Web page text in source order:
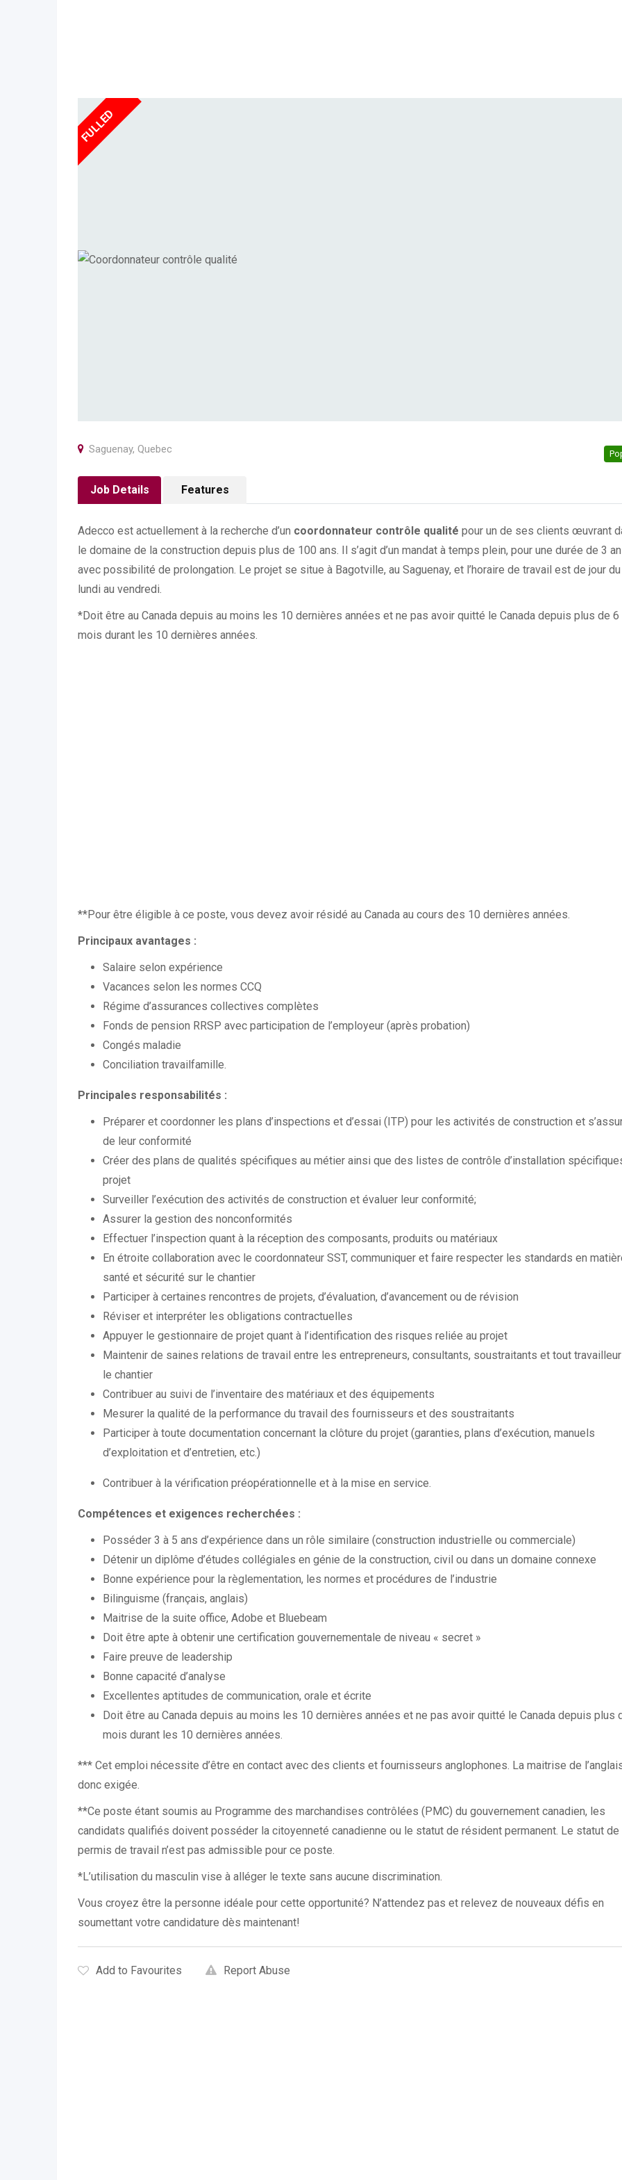
FULLED
Saguenay, Quebec
Job Details Features
Adecco est actuellement à la recherche d’un coordonnateur contrôle qualité pour un de ses clients œuvrant
le domaine de la construction depuis plus de 100 ans. Il s’agit d’un mandat à temps plein, pour une durée de 3
avec possibilité de prolongation. Le projet se situe à Bagotville, au Saguenay, et l’horaire de travail est de jour du
lundi au vendredi.
*Doit être au Canada depuis au moins les 10 dernières années et ne pas avoir quitté le Canada depuis plus de 6
mois durant les 10 dernières années.
**Pour être éligible à ce poste, vous devez avoir résidé au Canada au cours des 10 dernières années.
Principaux avantages :
Salaire selon expérience
Vacances selon les normes CCQ
Régime d’assurances collectives complètes
Fonds de pension RRSP avec participation de l’employeur (après probation)
Congés maladie
Conciliation travailfamille.
Principales responsabilités :
Préparer et coordonner les plans d’inspections et d’essai (ITP) pour les activités de construction et
de leur conformité
Créer des plans de qualités spécifiques au métier ainsi que des listes de contrôle d’installation
projet
Surveiller l’exécution des activités de construction et évaluer leur conformité;
Assurer la gestion des nonconformités
Effectuer l’inspection quant à la réception des composants, produits ou matériaux
En étroite collaboration avec le coordonnateur SST, communiquer et faire respecter les standards en
santé et sécurité sur le chantier
Participer à certaines rencontres de projets, d’évaluation, d’avancement ou de révision
Réviser et interpréter les obligations contractuelles
Appuyer le gestionnaire de projet quant à l’identification des risques reliée au projet
Maintenir de saines relations de travail entre les entrepreneurs, consultants, soustraitants et tout
le chantier
Contribuer au suivi de l’inventaire des matériaux et des équipements
Mesurer la qualité de la performance du travail des fournisseurs et des soustraitants
Participer à toute documentation concernant la clôture du projet (garanties, plans d’exécution, manuels
d’exploitation et d’entretien, etc.)
Contribuer à la vérification préopérationnelle et à la mise en service.
Compétences et exigences recherchées :
Posséder 3 à 5 ans d’expérience dans un rôle similaire (construction industrielle ou commerciale)
Détenir un diplôme d’études collégiales en génie de la construction, civil ou dans un domaine connexe
Bonne expérience pour la règlementation, les normes et procédures de l’industrie
Bilinguisme (français, anglais)
Maitrise de la suite office, Adobe et Bluebeam
Doit être apte à obtenir une certification gouvernementale de niveau « secret »
Faire preuve de leadership
Bonne capacité d’analyse
Excellentes aptitudes de communication, orale et écrite
Doit être au Canada depuis au moins les 10 dernières années et ne pas avoir quitté le Canada depuis plus
mois durant les 10 dernières années.
*** Cet emploi nécessite d’être en contact avec des clients et fournisseurs anglophones. La maitrise de
donc exigée.
**Ce poste étant soumis au Programme des marchandises contrôlées (PMC) du gouvernement canadien, les
candidats qualifiés doivent posséder la citoyenneté canadienne ou le statut de résident permanent. Le statut de
permis de travail n’est pas admissible pour ce poste.
*L’utilisation du masculin vise à alléger le texte sans aucune discrimination.
Vous croyez être la personne idéale pour cette opportunité? N’attendez pas et relevez de nouveaux défis en
soumettant votre candidature dès maintenant!
Add to Favourites Report Abuse